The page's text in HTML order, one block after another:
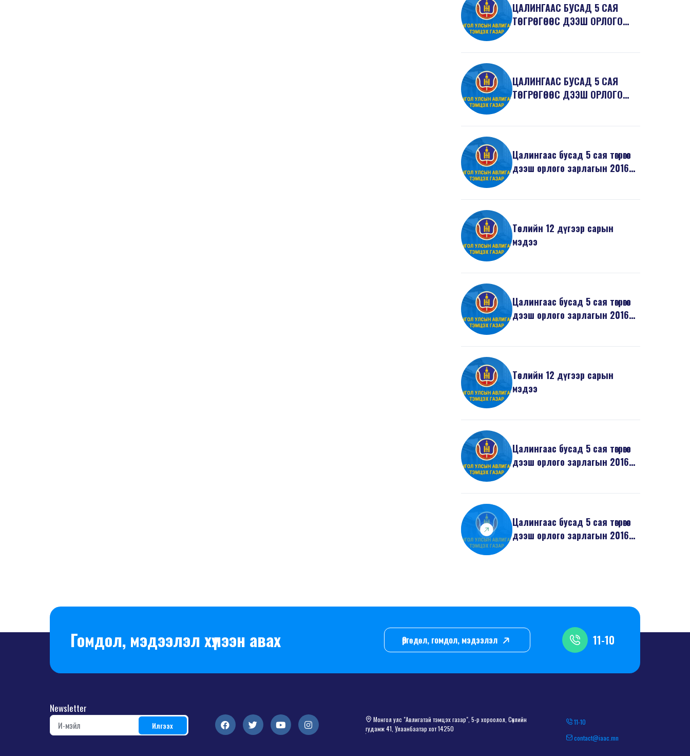
ЦАЛИНГААС БУСАД 5 САЯ
ТӨГРӨГӨӨС ДЭЭШ ОРЛОГО
ЦАЛИНГААС БУСАД 5 САЯ
ТӨГРӨГӨӨС ДЭЭШ ОРЛОГО
Цалингаас бусад 5 сая төгрөгөөс
дээш орлого зарлагын 2016
Төслийн 12 дүгээр сарын
мэдээ
Цалингаас бусад 5 сая төгрөгөөс
дээш орлого зарлагын 2016
Төслийн 12 дүгээр сарын
мэдээ
Цалингаас бусад 5 сая төгрөгөөс
дээш орлого зарлагын 2016
Цалингаас бусад 5 сая төгрөгөөс
дээш орлого зарлагын 2016
Гомдол, мэдээлэл хүлээн авах Өргөдөл, гомдол, мэдээлэл 11-10
Newsletter
Монгол улс "Авлигатай тэмцэх газар", 5-р хороолол, Сөүлийн
гудамж 41, Улаанбаатар хот 14250
11-10
contact@iaac.mn